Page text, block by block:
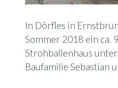
In Dörfles in
Sommer 2018 ein ca.
Strohballenhaus
Baufamilie Sebastian